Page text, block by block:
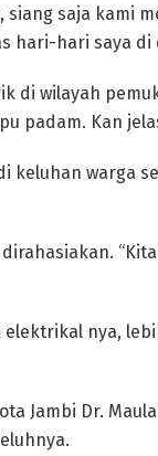
saja kami
hari-hari saya di
di wilayah
padam. Kan
keluhan warga
nya,
Jambi Dr.